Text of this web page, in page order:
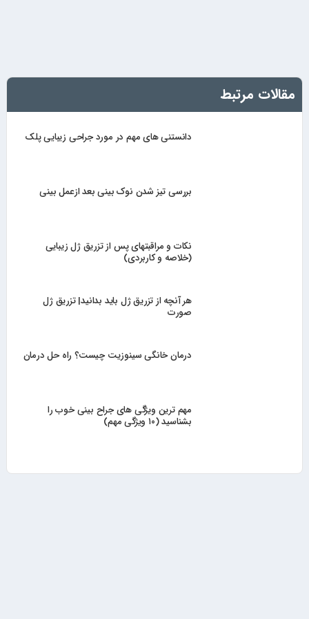
مقالات مرتبط
دانستنی های مهم در مورد جراحی زیبایی پلک
بررسی تیز شدن نوک بینی بعد ازعمل بینی
نکات و مراقبتهای پس از تزریق ژل زیبایی
(خلاصه و کاربردی)
هر آنچه از تزریق ژل باید بدانید| تزریق ژل
صورت
درمان خانگی سینوزیت چیست؟ راه حل درمان
مهم ترین ویژگی های جراح بینی خوب را
بشناسید (۱۰ ویژگی مهم)